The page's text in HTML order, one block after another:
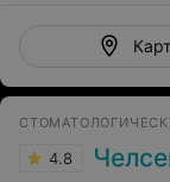
4.8